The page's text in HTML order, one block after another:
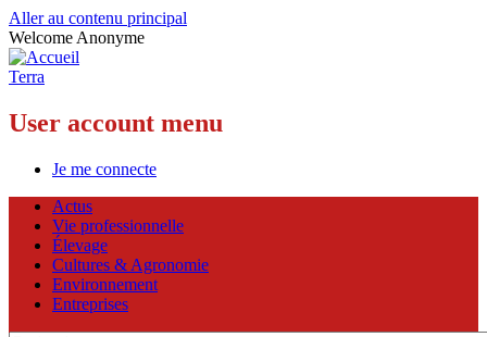
Aller au contenu principal
Welcome Anonyme
Terra
User account menu
Je me connecte
Actus
Vie professionnelle
Élevage
Cultures & Agronomie
Environnement
Entreprises